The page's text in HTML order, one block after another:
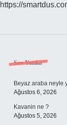
https://
Sidebar
Son Yazılar
Beyaz araba neyle
Ağustos 6, 2026
Kavanin ne ?
Ağustos 5, 2026